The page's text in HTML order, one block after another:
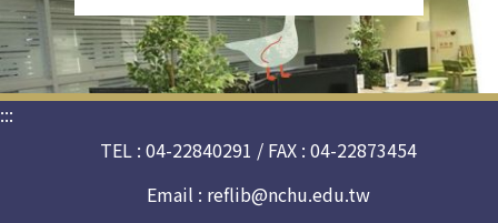
:::
TEL : 04-22840291 / FAX : 04-22873454
Email : reflib@nchu.edu.tw